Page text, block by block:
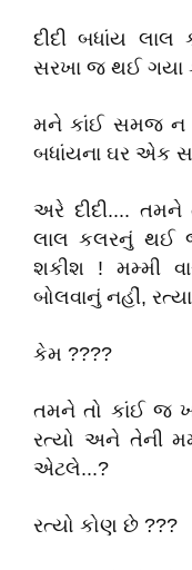
દીદી બધાંય
સરખા જ થઈ ગયા
મને કાંઈ સમજ ન
બધાંયના ઘર એક
અરે દીદી....
લાલ કલરનું થઈ
શકીશ ! મમ્મી
બોલવાનું નહીં,
કેમ ????
તમને તો કાંઈ જ
રત્યો અને તેની
એટલે...?
રત્યો કોણ છે ???